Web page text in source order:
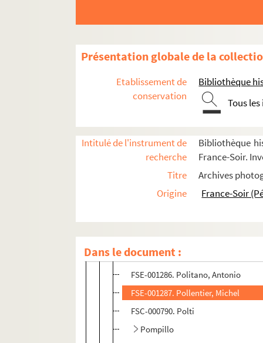
Présentation globale de la
Etablissement de
conservation
Bibliothèque
Tous
Intitulé de l'instrument de
recherche
Bibliothèque
France-Soir.
Titre
Archives
Origine
France-Soir
Dans le document :
Piziks, Arvis
FSE-003940. Planckaert, Jean
FSC-000786. Planckaert, Jo
FSE-001280. Planckaert, Joseph
FSE-001281. Planckaert, Willy
FSC-000787. Podenzana, Massimo
FSE-004610. Poffé
FSE-001284. Poissonnier
Poli, Eros
FSE-001286. Politano, Antonio
FSE-001287. Pollentier, Michel
FSC-000790. Polti
Pompillo